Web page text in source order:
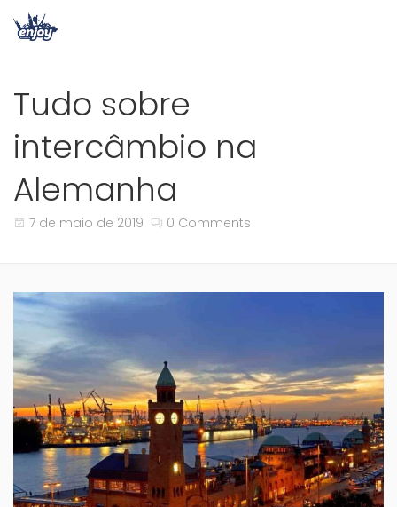
Tudo sobre
intercâmbio na
Alemanha
7 de maio de 2019 0 Comments